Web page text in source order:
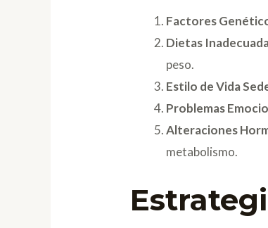
Factores
Dietas
peso.
Estilo de Vida
Problemas
Alteraciones
metabolismo.